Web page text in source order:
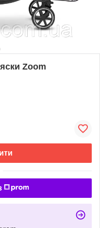
Zoom